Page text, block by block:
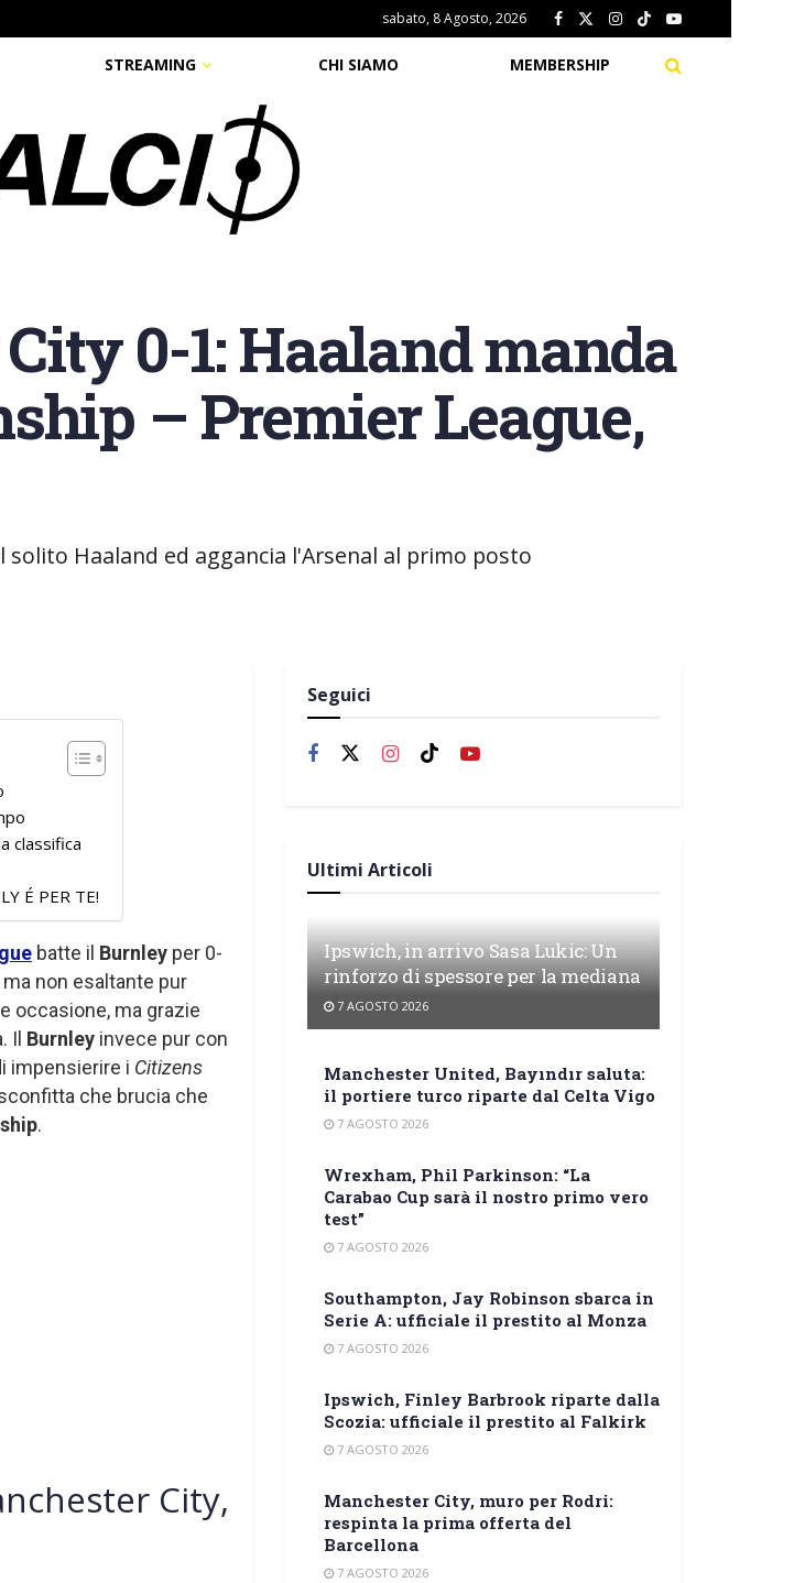
sabato, 8 Agosto, 2026
STREAMING CHI SIAMO MEMBERSHIP
0-1: Haaland manda
– Premier League,
Haaland ed aggancia l'Arsenal al primo posto
classifica
É PER TE!
batte il Burnley per 0-
non esaltante pur
occasione, ma grazie
Il Burnley invece pur con
impensierire i Citizens
che brucia che
.
City,
Seguici
Ultimi Articoli
Ipswich, in arrivo Sasa Lukic: Un
rinforzo di spessore per la mediana
7 AGOSTO 2026
Manchester United, Bayındır saluta:
il portiere turco riparte dal Celta Vigo
7 AGOSTO 2026
Wrexham, Phil Parkinson: “La
Carabao Cup sarà il nostro primo vero
test”
7 AGOSTO 2026
Southampton, Jay Robinson sbarca in
Serie A: ufficiale il prestito al Monza
7 AGOSTO 2026
Ipswich, Finley Barbrook riparte dalla
Scozia: ufficiale il prestito al Falkirk
7 AGOSTO 2026
Manchester City, muro per Rodri:
respinta la prima offerta del
Barcellona
7 AGOSTO 2026